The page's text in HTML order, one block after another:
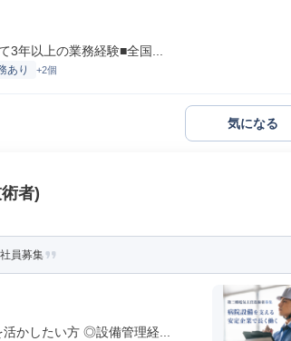
3年以上の業務経験■全国...
あり +2個
気になる
者)
員募集
かしたい方 ◎設備管理経...